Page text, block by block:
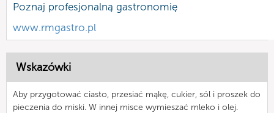
Poznaj profesjonalną gastronomię
www.rmgastro.pl
Wskazówki
Aby przygotować ciasto, przesiać mąkę, cukier, sól i proszek do
pieczenia do miski. W innej misce wymieszać mleko i olej.